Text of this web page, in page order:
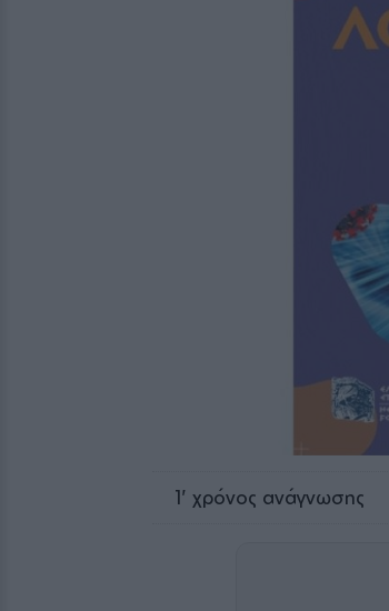
1' χρόνος ανάγνωσης